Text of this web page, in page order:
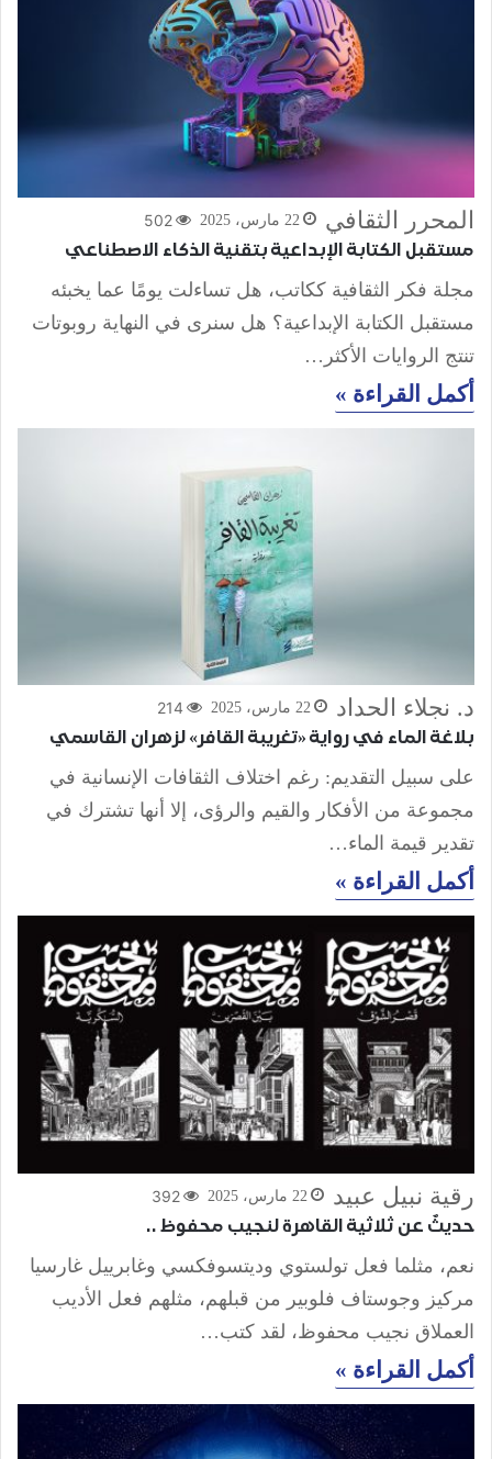
المحرر الثقافي 22 مارس، 2025 502
مستقبل الكتابة الإبداعية بتقنية الذكاء الاصطناعي
مجلة فكر الثقافية ككاتب، هل تساءلت يومًا عما يخبئه
مستقبل الكتابة الإبداعية؟ هل سنرى في النهاية روبوتات
تنتج الروايات الأكثر…
أكمل القراءة »
د. نجلاء الحداد 22 مارس، 2025 214
بلاغة الماء في رواية «تغريبة القافر» لزهران القاسمي
على سبيل التقديم: رغم اختلاف الثقافات الإنسانية في
مجموعة من الأفكار والقيم والرؤى، إلا أنها تشترك في
تقدير قيمة الماء…
أكمل القراءة »
رقية نبيل عبيد 22 مارس، 2025 392
حديثٌ عن ثلاثية القاهرة لنجيب محفوظ ..
نعم، مثلما فعل تولستوي وديتسوفكسي وغابرييل غارسيا
مركيز وجوستاف فلوبير من قبلهم، مثلهم فعل الأديب
العملاق نجيب محفوظ، لقد كتب…
أكمل القراءة »